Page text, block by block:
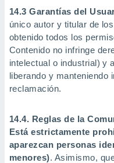
14.3 Garantías del
único autor y titular de
obtenido todos los
Contenido no infringe
intelectual o industrial) y
liberando y manteniendo
reclamación.
14.4. Reglas de la
Está estrictamente
aparezcan personas
menores). Asimismo,